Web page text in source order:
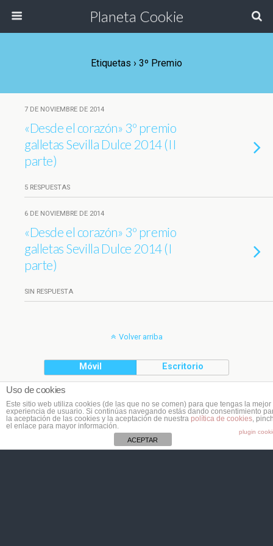
Planeta Cookie
Etiquetas › 3º Premio
7 DE NOVIEMBRE DE 2014
«Desde el corazón» 3º premio
galletas Sevilla Dulce 2014 (II
parte)
5 RESPUESTAS
6 DE NOVIEMBRE DE 2014
«Desde el corazón» 3º premio
galletas Sevilla Dulce 2014 (I
parte)
SIN RESPUESTA
Volver arriba
Móvil Escritorio
Uso de cookies
Este sitio web utiliza cookies (de las que no se comen) para que tengas la mejor
experiencia de usuario. Si continúas navegando estás dando consentimiento
la aceptación de las cookies y la aceptación de nuestra política de cookies ,
el enlace para mayor información.
plugin
ACEPTAR